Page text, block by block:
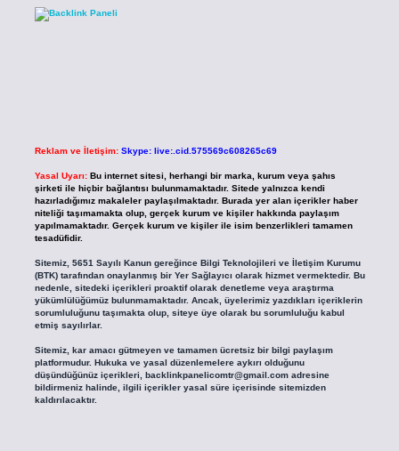
Reklam ve İletişim: Skype: live:.cid.575569c608265c69
Yasal Uyarı: Bu internet sitesi, herhangi bir marka, kurum veya şahıs
şirketi ile hiçbir bağlantısı bulunmamaktadır. Sitede yalnızca kendi
hazırladığımız makaleler paylaşılmaktadır. Burada yer alan içerikler haber
niteliği taşımamakta olup, gerçek kurum ve kişiler hakkında paylaşım
yapılmamaktadır. Gerçek kurum ve kişiler ile isim benzerlikleri tamamen
tesadüfidir.
Sitemiz, 5651 Sayılı Kanun gereğince Bilgi Teknolojileri ve İletişim Kurumu
(BTK) tarafından onaylanmış bir Yer Sağlayıcı olarak hizmet vermektedir. Bu
nedenle, sitedeki içerikleri proaktif olarak denetleme veya araştırma
yükümlülüğümüz bulunmamaktadır. Ancak, üyelerimiz yazdıkları içeriklerin
sorumluluğunu taşımakta olup, siteye üye olarak bu sorumluluğu kabul
etmiş sayılırlar.
Sitemiz, kar amacı gütmeyen ve tamamen ücretsiz bir bilgi paylaşım
platformudur. Hukuka ve yasal düzenlemelere aykırı olduğunu
düşündüğünüz içerikleri, backlinkpanelicomtr@gmail.comadresine
bildirmeniz halinde, ilgili içerikler yasal süre içerisinde sitemizden
kaldırılacaktır.